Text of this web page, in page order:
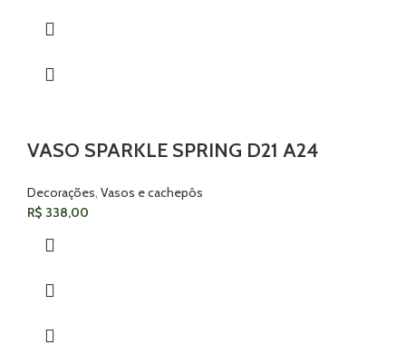
VASO SPARKLE SPRING D21 A24
Decorações Vasos e cachepôs
R$ 338,00